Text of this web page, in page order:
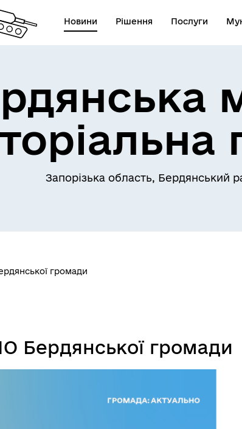
Новини Рішення Послуги
Запорізька область, Бердянський
громади
Бердянської громади